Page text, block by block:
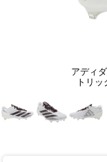
アディ
トリ